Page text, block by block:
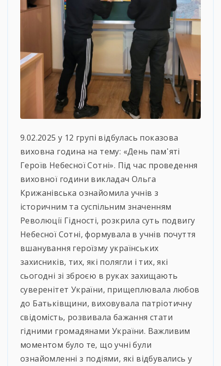
9.02.2025 у 12 групі відбулась показова
виховна година на тему: «День пам᾽яті
Героїв Небесної Сотні». Під час проведення
виховної години викладач Ольга
Крижанівська ознайомила учнів з
історичним та суспільним значенням
Революції Гідності, розкрила суть подвигу
Небесної Сотні, формувала в учнів почуття
вшанування героїзму українських
захисників, тих, які полягли і тих, які
сьогодні зі зброєю в руках захищають
суверенітет України, прищеплювала любов
до Батьківщини, виховувала патріотичну
свідомість, розвивала бажання стати
гідними громадянами України. Важливим
моментом було те, що учні були
ознайомленні з подіями, які відбувались у